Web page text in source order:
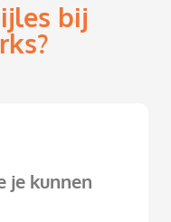
bij
je kunnen